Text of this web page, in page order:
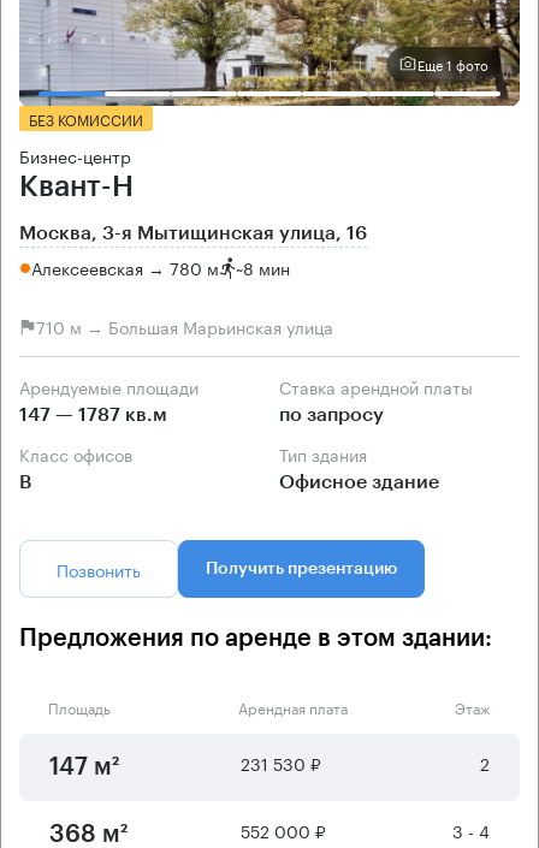
Еще 1 фото
БЕЗ КОМИССИИ
Бизнес-центр
Квант-Н
Москва, 3-я Мытищинская улица, 16
Алексеевская → 780 м ~8 мин
710 м → Большая Марьинская улица
Арендуемые площади
147 — 1787 кв.м
Ставка арендной платы
по запросу
Класс офисов
B
Тип здания
Офисное здание
Позвонить Получить презентацию
Предложения по аренде в этом здании:
Площадь Арендная плата Этаж
147 м² 231 530 ₽ 2
368 м² 552 000 ₽ 3 - 4